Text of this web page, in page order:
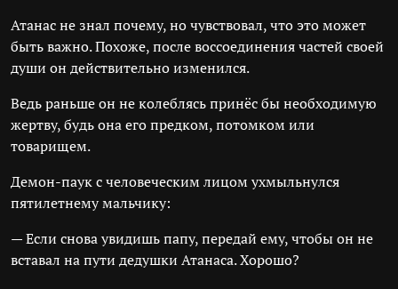
Атанас не знал почему, но чувствовал, что это может
быть важно. Похоже, после воссоединения частей своей
души он действительно изменился.
Ведь раньше он не колеблясь принёс бы необходимую
жертву, будь она его предком, потомком или
товарищем.
Демон-паук с человеческим лицом ухмыльнулся
пятилетнему мальчику:
— Если снова увидишь папу, передай ему, чтобы он не
вставал на пути дедушки Атанаса. Хорошо?